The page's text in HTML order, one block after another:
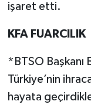
işaret etti.
KFA FUARCILIK
*BTSO Başkanı
Türkiye’nin
hayata